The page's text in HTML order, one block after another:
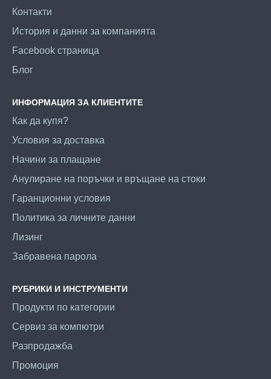
Контакти
История и данни за компанията
Facebook страница
Блог
ИНФОРМАЦИЯ ЗА КЛИЕНТИТЕ
Как да купя?
Условия за доставка
Начини за плащане
Анулиране на поръчки и връщане на стоки
Гаранционни условия
Политика за личните данни
Лизинг
Забравена парола
РУБРИКИ И ИНСТРУМЕНТИ
Продукти по категории
Сервиз за компютри
Разпродажба
Промоция